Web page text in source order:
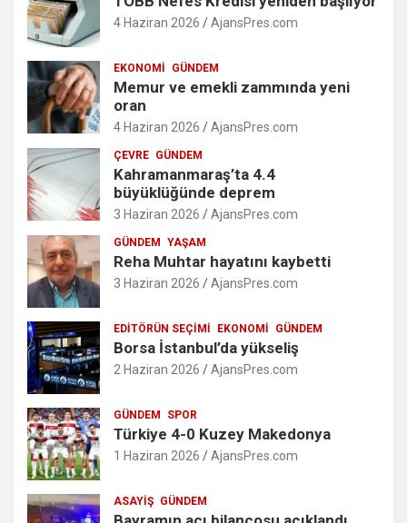
4 Haziran 2026 AjansPres.com
EKONOMI GÜNDEM
Memur ve emekli zammında yeni
oran
4 Haziran 2026 AjansPres.com
ÇEVRE GÜNDEM
Kahramanmaraş’ta 4.4
büyüklüğünde deprem
3 Haziran 2026 AjansPres.com
GÜNDEM YAŞAM
Reha Muhtar hayatını kaybetti
3 Haziran 2026 AjansPres.com
EDITÖRÜN SEÇIMI EKONOMI GÜNDEM
Borsa İstanbul’da yükseliş
2 Haziran 2026 AjansPres.com
GÜNDEM SPOR
Türkiye 4-0 Kuzey Makedonya
1 Haziran 2026 AjansPres.com
ASAYIŞ GÜNDEM